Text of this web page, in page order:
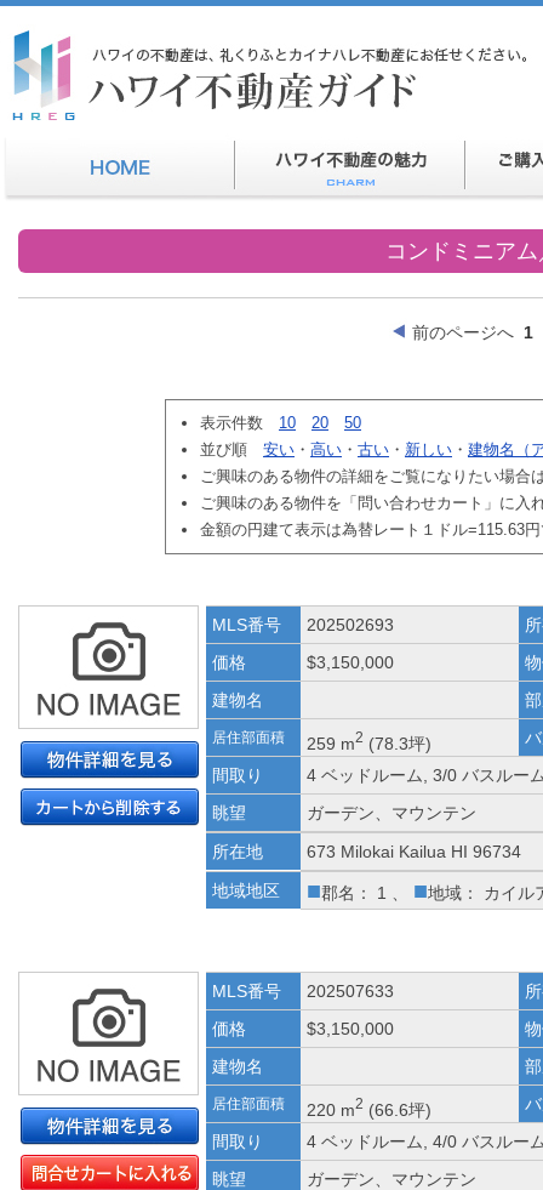
コンドミニア
前のページへ 1
表示件数 10 20
50
並び順 安い ・ 高い ・ 古い ・ 新しい ・ 建物名（
ご興味のある物件の詳細をご覧になりたい場合
ご興味のある物件を「問い合わせカート」に入
金額の円建て表示は為替レート１ドル=115.63
MLS番号 202502693
価格
$3,150,000
建物名
居住部面積 259 m2 (78.3坪)
間取り
4 ベッドルーム, 3/0 バスルー
眺望
ガーデン、マウンテン
所在地
673 Milokai Kailua HI 96734
地域地区
■郡名： 1 、 ■地域： カイル
MLS番号 202507633
価格
$3,150,000
建物名
居住部面積 220 m2 (66.6坪)
間取り
4 ベッドルーム, 4/0 バスルー
眺望
ガーデン、マウンテン